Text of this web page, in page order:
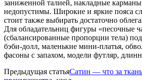
заниженной талией, накладные
недопустимы. Широкие и яркие пояса
стоит также выбирать достаточно
Для обладательниц фигуры «песочные
(сбалансированные пропорции тела)
бэби-долл, маленькие мини-платья,
фасоны с запахом, модели футляр,
Предыдущая статьяСатин — что за